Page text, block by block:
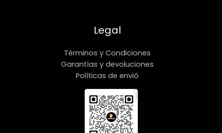
Legal
Términos y Condiciones
Garantías y devoluciones
Políticas de envió